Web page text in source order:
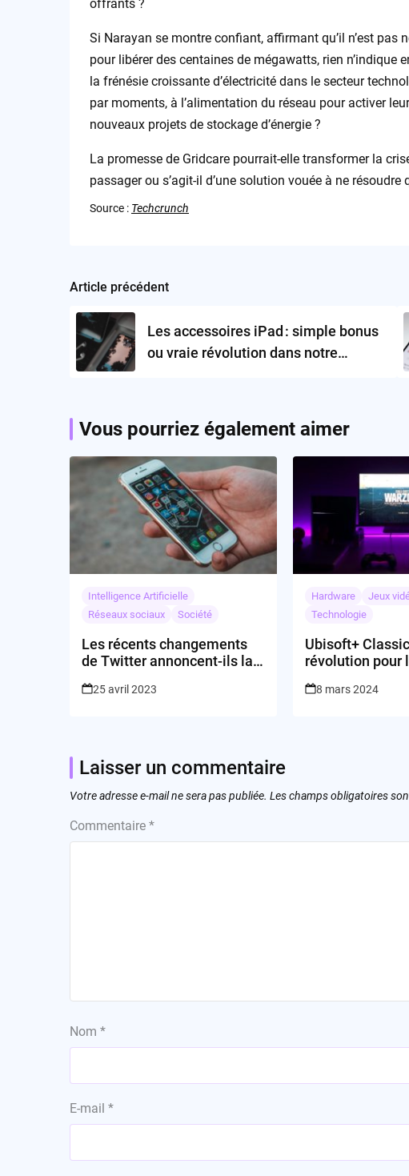
offrants ?
Si Narayan se montre confiant, affirmant qu’il n’est pas
pour libérer des centaines de mégawatts, rien n’indique
la frénésie croissante d’électricité dans le secteur
par moments, à l’alimentation du réseau pour activer
nouveaux projets de stockage d’énergie ?
La promesse de Gridcare pourrait-elle transformer la
passager ou s’agit-il d’une solution vouée à ne résoudre
Source : Techcrunch
Post
navigation
Article précédent
Les accessoires iPad : simple bonus
ou vraie révolution dans notre
Vous pourriez également aimer
Intelligence Artificielle
Réseaux sociaux
Société
Les récents changements
de Twitter annoncent-ils la
25 avril 2023
Hardware Jeux
Technologie
Ubisoft+
révolution pour
marketing?
8 mars 2024
Laisser un commentaire
Votre adresse e-mail ne sera pas publiée. Les champs obligatoires
Commentaire *
Nom *
E-mail *